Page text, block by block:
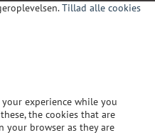
Tillad alle cookies
experience while you
the cookies that are
your browser as they are